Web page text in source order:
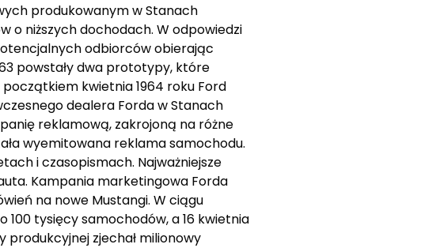
produkowanym w Stanach
o niższych dochodach. W odpowiedzi
odbiorców obierając
powstały dwa prototypy, które
kwietnia 1964 roku Ford
dealera Forda w Stanach
reklamową, zakrojoną na różne
wyemitowana reklama samochodu.
i czasopismach. Najważniejsze
Kampania marketingowa Forda
na nowe Mustangi. W ciągu
tysięcy samochodów, a 16 kwietnia
produkcyjnej zjechał milionowy